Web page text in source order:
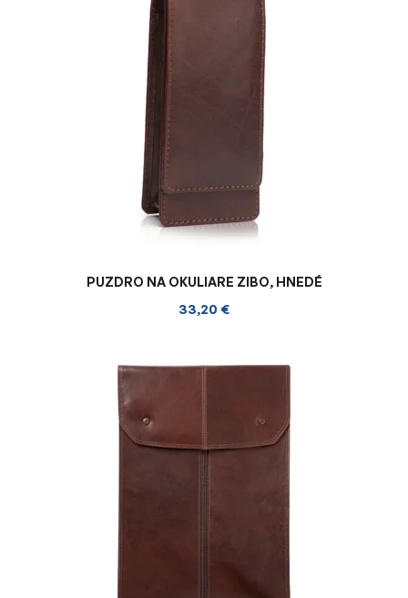
PUZDRO NA OKULIARE ZIBO, HNEDÉ
33,20 €